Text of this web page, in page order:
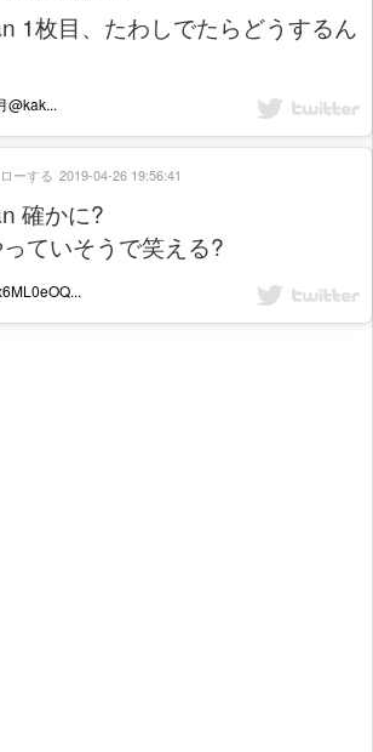
1枚目、たわしでたらどうするん
@kak...
確かに?
ていそうで笑える?
ーする 2019-04-26 19:56:41